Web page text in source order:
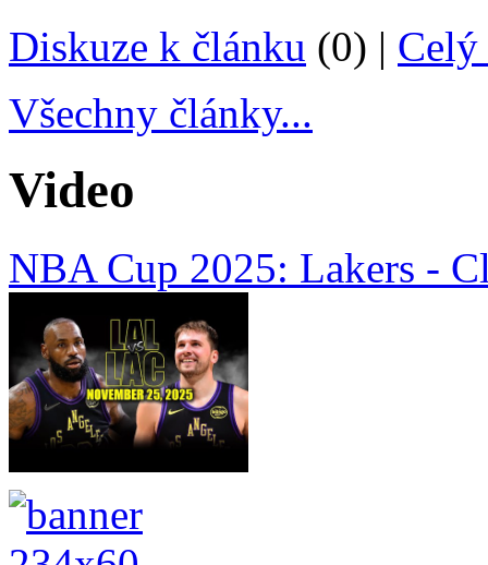
Diskuze k článku (0) | Celý
Všechny články...
Video
NBA Cup 2025: Lakers -